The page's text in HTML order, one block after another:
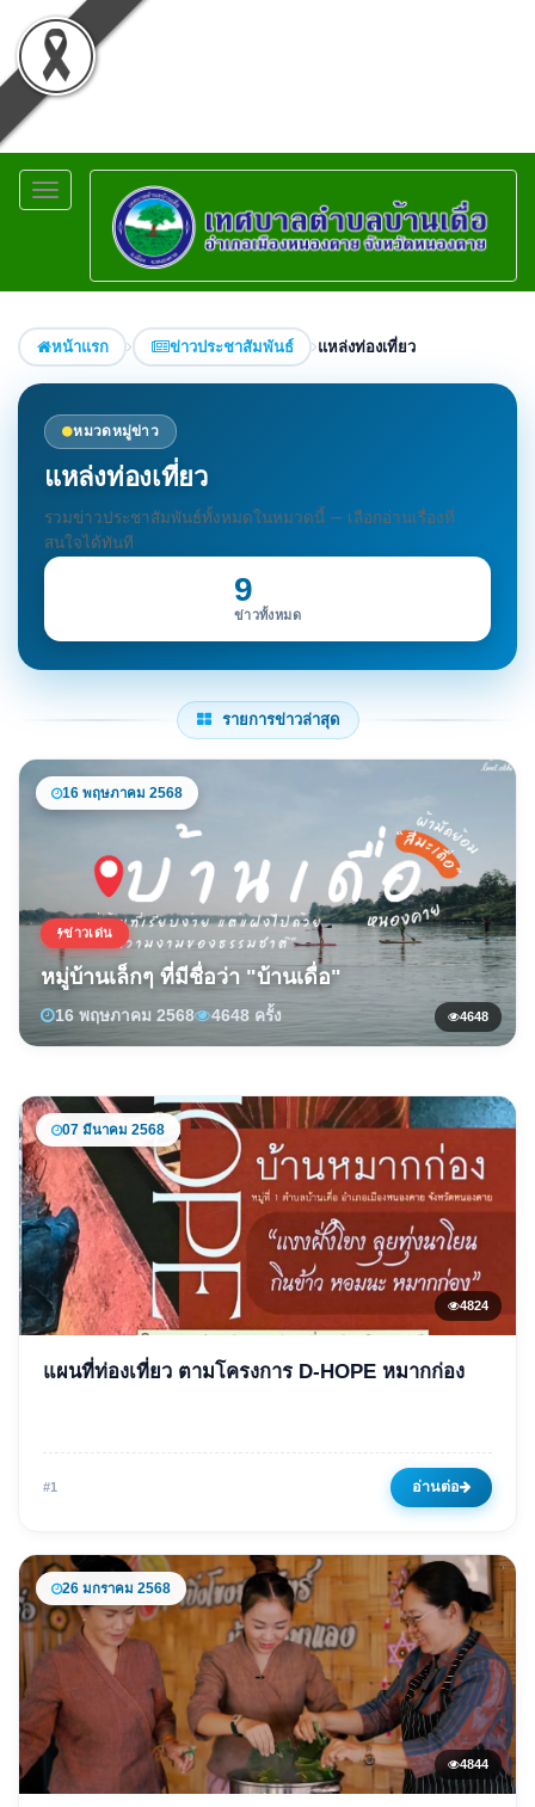
Toggle
navigation
หน้าแรก ข่าวประชาสัมพันธ์ แหล่งท่องเที่ยว
หมวดหมู่ข่าว
แหล่งท่องเที่ยว
รวมข่าวประชาสัมพันธ์ทั้งหมดในหมวดนี้ — เลือกอ่านเรื่องที่
สนใจได้ทันที
9
ข่าวทั้งหมด
รายการข่าวล่าสุด
16 พฤษภาคม 2568
4648
ข่าวเด่น
หมู่บ้านเล็กๆ ที่มีชื่อว่า "บ้านเดื่อ"
16 พฤษภาคม 2568 4648 ครั้ง
07 มีนาคม 2568
4824
D-HOPE หมากก่อง
07 มีนาคม 2568
แผนที่ท่องเที่ยว ตามโครงการ D-HOPE หมากก่อง
#1 อ่านต่อ
26 มกราคม 2568
4844